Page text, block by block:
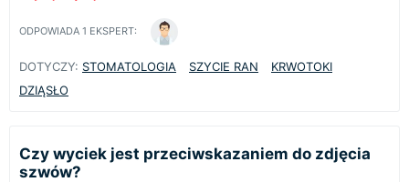
ODPOWIADA 1 EKSPERT:
DOTYCZY: STOMATOLOGIA SZYCIE RAN
KRWOTOKI
DZIĄSŁO
Czy wyciek jest przeciwskazaniem do zdjęcia
szwów?